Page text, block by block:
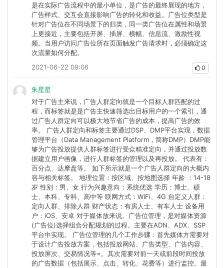
是在实际广告流程中的最小单位，是广告的最终展现的地方，
广告样式、交互会直接影响广告的转化和收益。广告位类型是
针对广告位在不同场景下的归类，同一类广告位在属性和场景
上更接近，主要包括开屏、插屏、横幅、信息流、激励性视
频。当用户访问广告位所在页面触发广告请求时，必须确定这
次流量如何分配。
2021-06-22 09:06
0
朱星星
对于广告主来说，广告人群定向就是一个目标人群匹配的过
程，而标签就是是广告主快速筛选出目标用户的一个索引，通
过广告人群定向可以极大地节省广告的成本，提高广告的效
率。 广告人群定向和标签主要通过DSP、DMP平台实现，数据
管理平台（Data Management Platform，简称DMP）DMP能
够为广告投放提供人群标签进行受众精准定向，并通过投放数
据建立用户画像，进行人群标签的管理以及再投放。 代表有：
百分点、达摩盘等。 如下所示就是一个广告人群定向的大概内
容与相关标签。 地理位置：按区域、按地图选择 年龄 ：14-18
岁 性别：男、女 行为兴趣意向：系统优选 学历：博士、硕
士、本科、专科、高中等 联网方式：WiFi、4G 自定义人群：
定向人群、排除人群 财产状态：有房人士、有车人士 设备用
户：iOS、安卓 对于媒体放来说。广告位管理，是对媒体资源
(广告位)选择组合分配规划的过程。主要在ADN、ADX、SSP
平台中实现。 广告位管理的几个工作步骤：首先媒体方需要对
于设计广告投放方案，包括投放网站、广告类型、广告内容、
投放屏次、交易情况等=。其次需要对前一天或前段时间投放
的广告数据（包括展示、点击、转化、花费等）进行监控。最